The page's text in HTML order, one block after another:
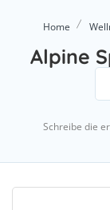
Home
Alpine
Schreibe die